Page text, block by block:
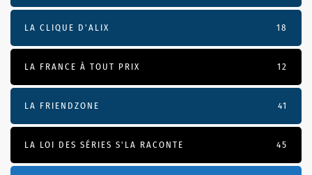
LA CLIQUE D'ALIX 18
LA FRANCE À TOUT PRIX 12
LA FRIENDZONE 41
LA LOI DES SÉRIES S'LA RACONTE 45